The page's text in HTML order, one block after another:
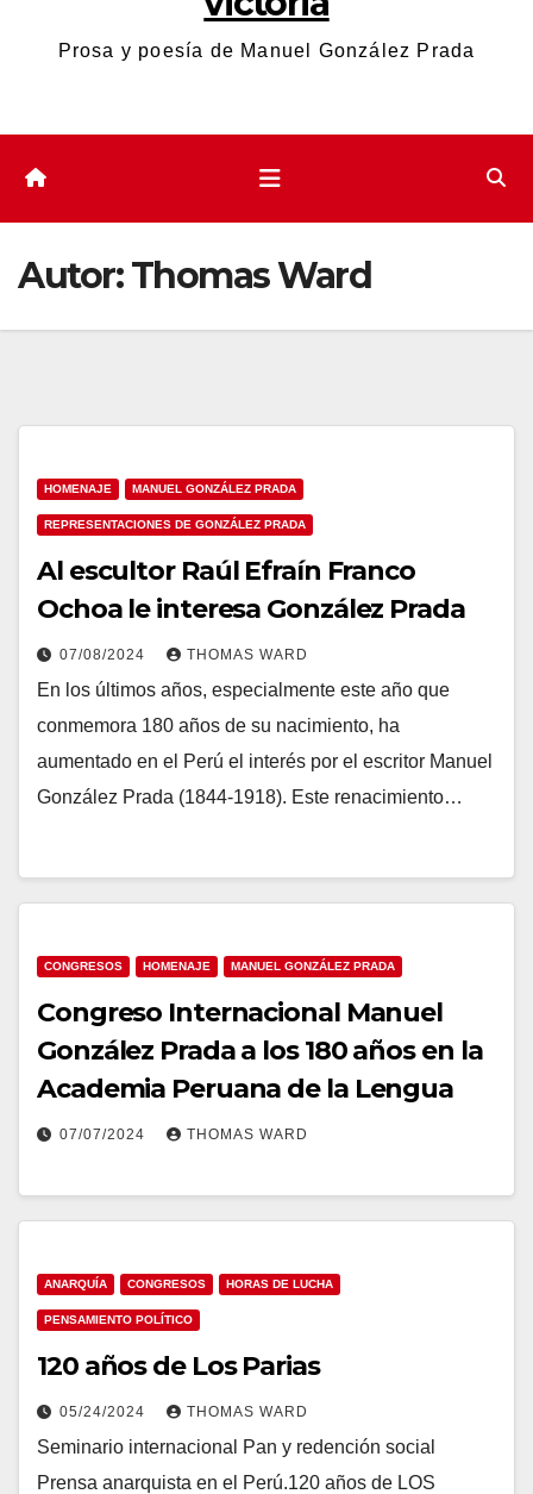
Prosa y poesía de Manuel González Prada
Autor:Thomas Ward
HOMENAJE MANUEL GONZÁLEZ PRADA
REPRESENTACIONES DE GONZÁLEZ PRADA
Al escultor Raúl Efraín Franco
Ochoa le interesa González Prada
07/08/2024 THOMAS WARD
En los últimos años, especialmente este año que
conmemora 180 años de su nacimiento, ha
aumentado en el Perú el interés por el escritor Manuel
González Prada (1844-1918). Este renacimiento…
CONGRESOS HOMENAJE MANUEL GONZÁLEZ PRADA
Congreso Internacional Manuel
González Prada a los 180 años en la
Academia Peruana de la Lengua
07/07/2024 THOMAS WARD
ANARQUÍA CONGRESOS HORAS DE LUCHA
PENSAMIENTO POLÍTICO
120 años de Los Parias
05/24/2024 THOMAS WARD
Seminario internacional Pan y redención social
Prensa anarquista en el Perú.120 años de LOS